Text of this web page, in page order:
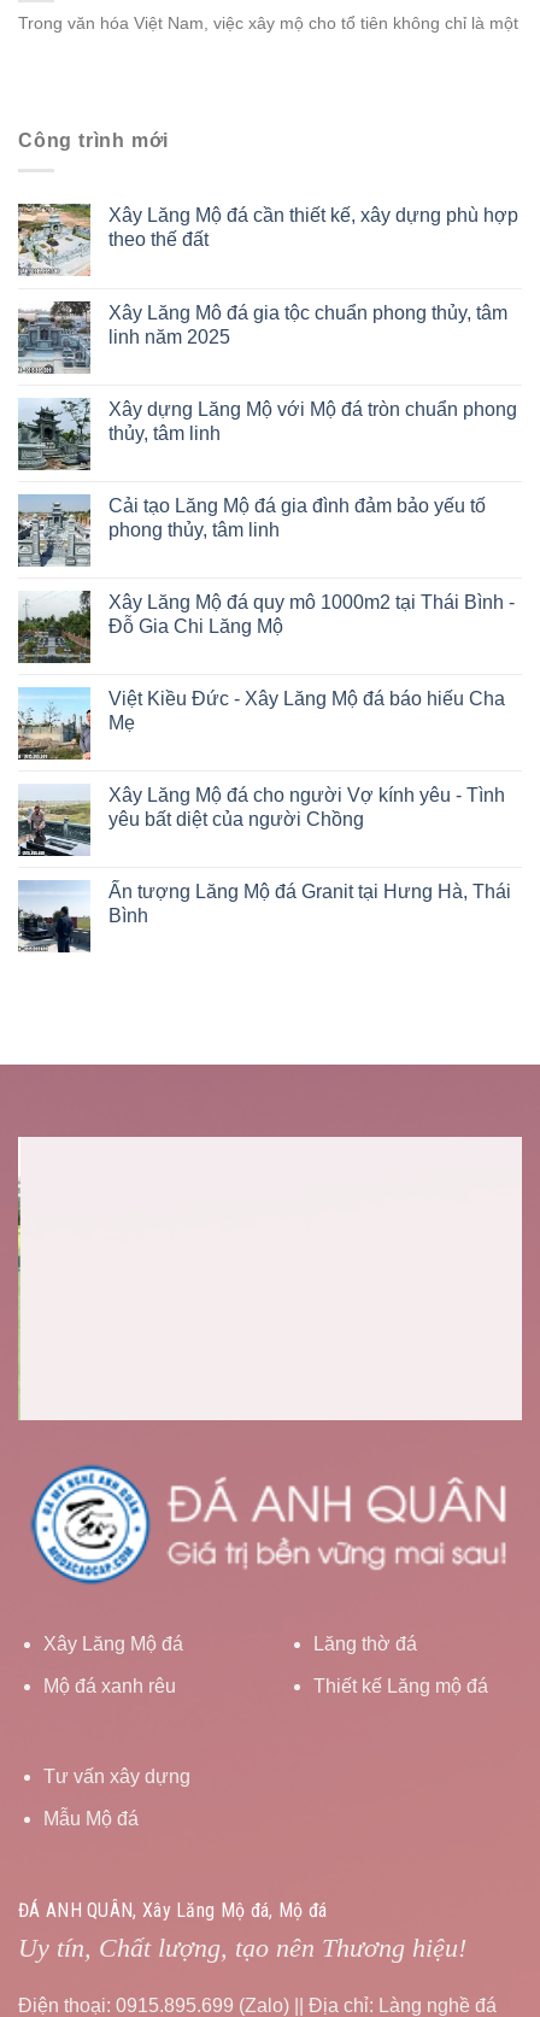
Trong văn hóa Việt Nam, việc xây mộ cho tổ tiên không chỉ là một
Công trình mới
Xây Lăng Mộ đá cần thiết kế, xây dựng phù hợp
theo thế đất
Xây Lăng Mô đá gia tộc chuẩn phong thủy, tâm
linh năm 2025
Xây dựng Lăng Mộ với Mộ đá tròn chuẩn phong
thủy, tâm linh
Cải tạo Lăng Mộ đá gia đình đảm bảo yếu tố
phong thủy, tâm linh
Xây Lăng Mộ đá quy mô 1000m2 tại Thái Bình -
Đỗ Gia Chi Lăng Mộ
Việt Kiều Đức - Xây Lăng Mộ đá báo hiếu Cha
Mẹ
Xây Lăng Mộ đá cho người Vợ kính yêu - Tình
yêu bất diệt của người Chồng
Ấn tượng Lăng Mộ đá Granit tại Hưng Hà, Thái
Bình
Xây Lăng Mộ đá
Mộ đá xanh rêu
Lăng thờ đá
Thiết kế Lăng mộ đá
Tư vấn xây dựng
Mẫu Mộ đá
ĐÁ ANH QUÂN, Xây Lăng Mộ đá, Mộ đá
Uy tín, Chất lượng, tạo nên Thương hiệu!
Điện thoại: 0915.895.699 (Zalo) || Địa chỉ: Làng nghề đá